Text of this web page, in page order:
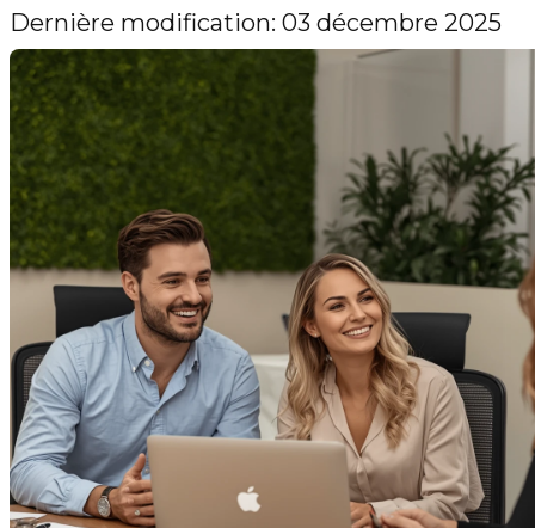
Dernière modification: 03 décembre 2025